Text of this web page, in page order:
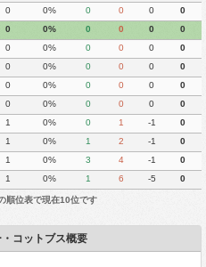
0 0% 0 0 0
0
0 0% 0 0 0
0
0 0% 0 0 0
0
0 0% 0 0 0
0
0 0% 0 0 0
0
0 0% 0 0 0
0
1 0% 0 1 -1
0
1 0% 1 2 -1
0
1 0% 3 4 -1
0
1 0% 1 6 -5 0
順位表で現在10位です
コットブス概要